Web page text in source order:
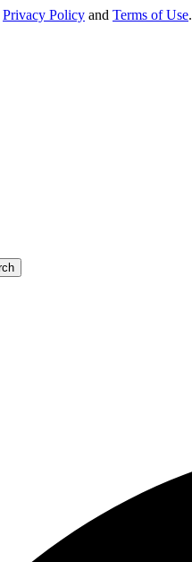
Privacy Policy and Terms of Use.